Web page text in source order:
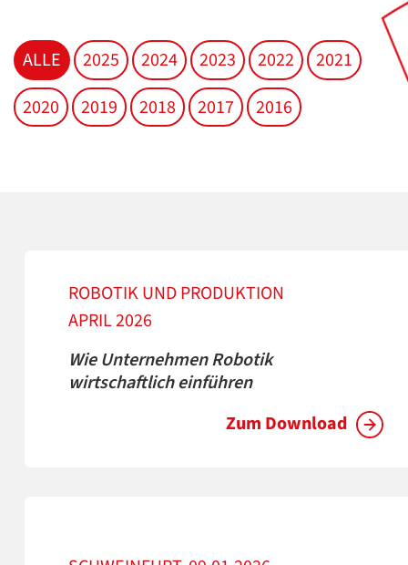
ALLE 2025 2024 2023 2022
2021
2020
2019 2018 2017 2016
ROBOTIK UND PRODUKTION
APRIL 2026
Wie Unternehmen Robotik
wirtschaftlich einführen
Zum Download